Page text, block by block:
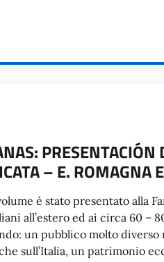
PRESENTACIÓN
– E. ROMAGNA
è stato presentato alla
all’estero ed ai circa 60 –
un pubblico molto diverso
sull’Italia, un patrimonio